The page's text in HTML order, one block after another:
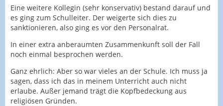
Eine weitere Kollegin (sehr konservativ) bestand darauf und
es ging zum Schulleiter. Der weigerte sich dies zu
sanktionieren, also ging es vor den Personalrat.
In einer extra anberaumten Zusammenkunft soll der Fall
noch einmal besprochen werden.
Ganz ehrlich: Aber so war vieles an der Schule. Ich muss ja
sagen, dass ich das in meinem Unterricht auch nicht
erlaube. Außer jemand trägt die Kopfbedeckung aus
religiösen Gründen.